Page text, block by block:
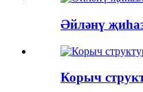
Әйләнү
Корыч